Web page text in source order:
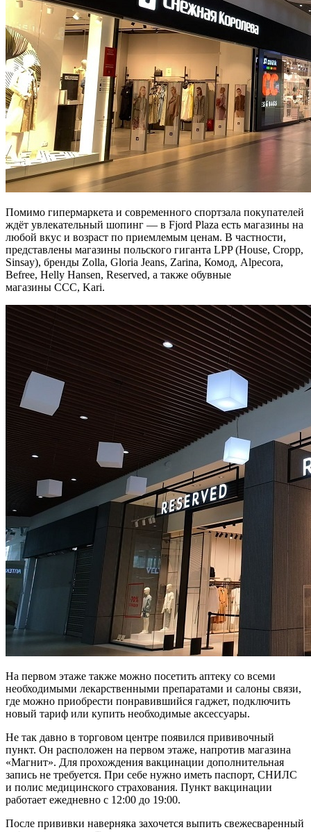
Помимо гипермаркета и современного спортзала покупателей
ждёт увлекательный шопинг — в Fjord Plaza есть магазины на
любой вкус и возраст по приемлемым ценам. В частности,
представлены магазины польского гиганта LPP (House, Cropp,
Sinsay), бренды Zolla, Gloria Jeans, Zarina, Комод, Alpecora,
Befree, Helly Hansen, Reserved, а также обувные
магазины CCC, Kari.
На первом этаже также можно посетить аптеку со всеми
необходимыми лекарственными препаратами и салоны связи,
где можно приобрести понравившийся гаджет, подключить
новый тариф или купить необходимые аксессуары.
Не так давно в торговом центре появился прививочный
пункт. Он расположен на первом этаже, напротив магазина
«Магнит». Для прохождения вакцинации дополнительная
запись не требуется. При себе нужно иметь паспорт, СНИЛС
и полис медицинского страхования. Пункт вакцинации
работает ежедневно с 12:00 до 19:00.
После прививки наверняка захочется выпить свежесваренный